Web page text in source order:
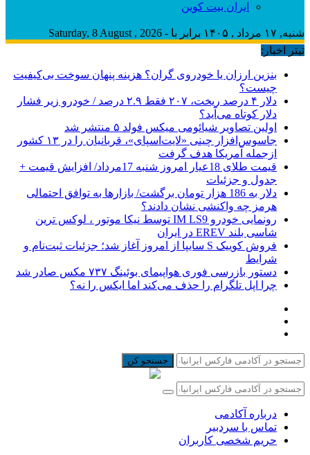
ایران بیت کوین
شنبه, ۱۷ مرداد , ۱۴۰۵ برابر با - Saturday, 8 August , 2026
تیتر اخبار:
بنزین ارزان یا خودروی گران؟ هزینه پنهان سوخت بی‌کیفیت
چیست؟
دلار ۴ درصد ریخت، ۲۰۷ فقط ۲.۹ درصد / خودرو زیر فشار
دلار کوتاه می‌آید؟
اولین تصاویر شیائومی میکس فولد ۵ منتشر شد
جاسوس‌افزار چینی «لایت‌اسپای»، قربانیان را در ۱۳ کشور
ازجمله آمریکا هدف گرفت
قیمت طلای 18عیار امروز شنبه 17مرداد/ افزایش قیمت +
جدول و جزئیات
دلار به 186 هزار تومان برگشت/ بازارها به توافق احتمالی
هرمز چه واکنشی نشان دادند؟
رونمایی خودرو IM LS9 توسط نیکا موتور ، لوکس ترین
شاسی بلند EREV در ایران
فروش کوییک S سایپا از امروز آغاز شد؛ جزئیات ثبت‌نام و
شرایط
دستور بازرسی فوری هواپیمای بوئینگ ۷۳۷ مکس صادر شد
چرا اپل تلگرام را حذف می‌کند اما ایکس را نه؟
جستجو کن
درباره آکادمی
تماس با سردبیر
حریم شخصی کاربران